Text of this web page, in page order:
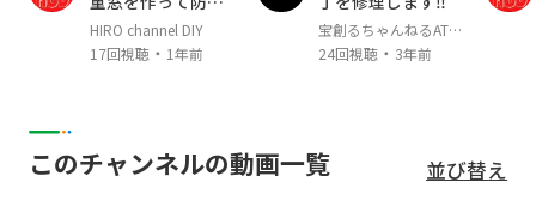
埼玉・南部エリアの地元に密着し、住宅総合サ
として年間2,000件以上のご相談を賜っており
各メジャーな紹介サイトでも人気ランク上位を
継続中の
対策してみた！
HIRO channel DIY
17回視聴・ 1年前
宝創るちゃんねるATEN
ALES
24回視聴・ 3年前
このチャンネルの動画一覧 並び替え